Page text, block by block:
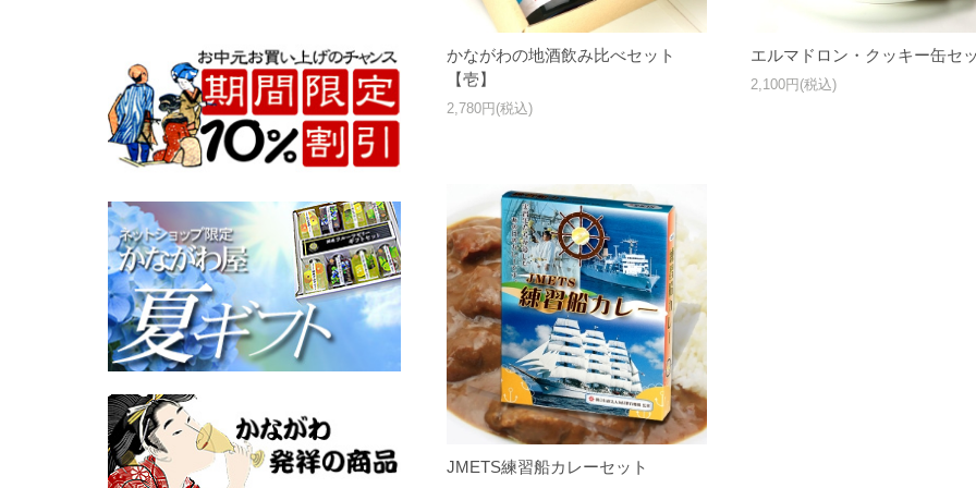
かながわの地酒飲み比べセット
【壱】
2,780円(税込)
エルマドロン・クッキー缶セ
2,100円(税込)
JMETS練習船カレーセット